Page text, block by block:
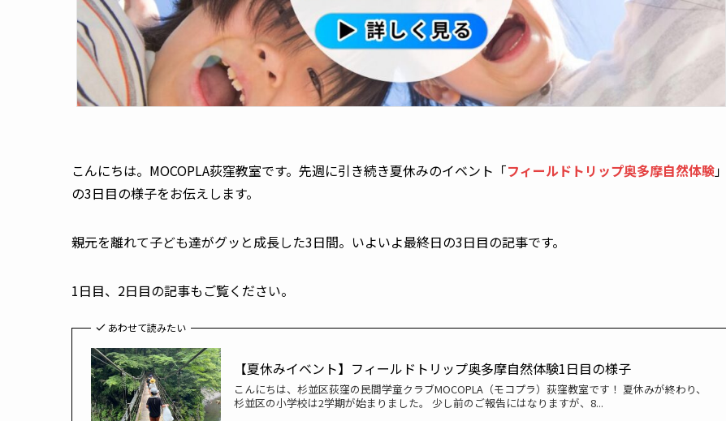
こんにちは。MOCOPLA荻窪教室です。先週に引き続き夏休みのイベント「フィールドトリップ奥多摩自然体験」
の3日目の様子をお伝えします。
親元を離れて子ども達がグッと成長した3日間。いよいよ最終日の3日目の記事です。
1日目、2日目の記事もご覧ください。
あわせて読みたい
【夏休みイベント】フィールドトリップ奥多摩自然体験1日目の様子
こんにちは、杉並区荻窪の民間学童クラブMOCOPLA（モコプラ）荻窪教室です！ 夏休みが終わり、
杉並区の小学校は2学期が始まりました。 少し前のご報告にはなりますが、8...